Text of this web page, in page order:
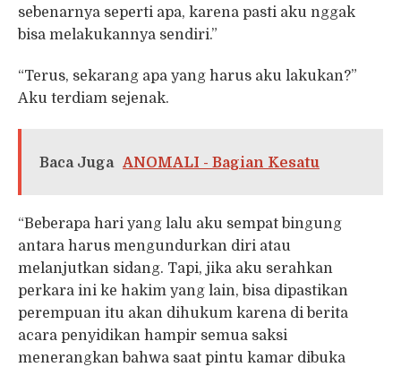
sebenarnya seperti apa, karena pasti aku nggak
bisa melakukannya sendiri.”
“Terus, sekarang apa yang harus aku lakukan?”
Aku terdiam sejenak.
Baca Juga ANOMALI - Bagian Kesatu
“Beberapa hari yang lalu aku sempat bingung
antara harus mengundurkan diri atau
melanjutkan sidang. Tapi, jika aku serahkan
perkara ini ke hakim yang lain, bisa dipastikan
perempuan itu akan dihukum karena di berita
acara penyidikan hampir semua saksi
menerangkan bahwa saat pintu kamar dibuka